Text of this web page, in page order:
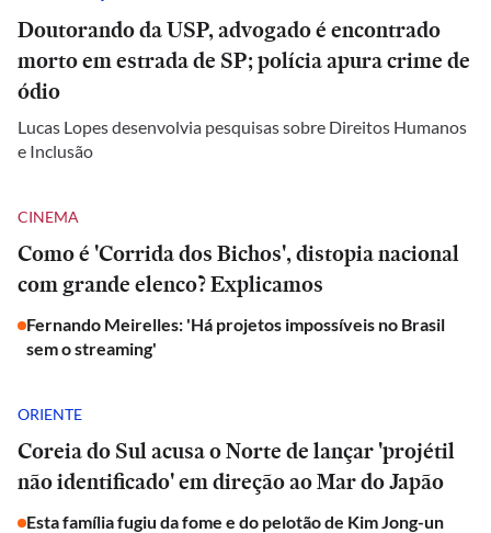
Doutorando da USP, advogado é encontrado
morto em estrada de SP; polícia apura crime de
ódio
Lucas Lopes desenvolvia pesquisas sobre Direitos Humanos
e Inclusão
CINEMA
Como é 'Corrida dos Bichos', distopia nacional
com grande elenco? Explicamos
Fernando Meirelles: 'Há projetos impossíveis no Brasil
sem o streaming'
ORIENTE
Coreia do Sul acusa o Norte de lançar 'projétil
não identificado' em direção ao Mar do Japão
Esta família fugiu da fome e do pelotão de Kim Jong-un